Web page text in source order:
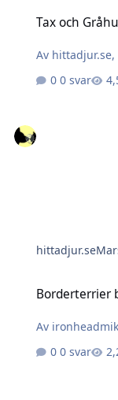
Tax och
Av hittadjur.se,
0 svar
hittadjur.se
Borderterrier
Av
0 svar